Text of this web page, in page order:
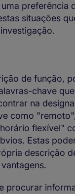
preferência
situações
de função,
chave
na
como
flexível"
Estas
descrição
procurar